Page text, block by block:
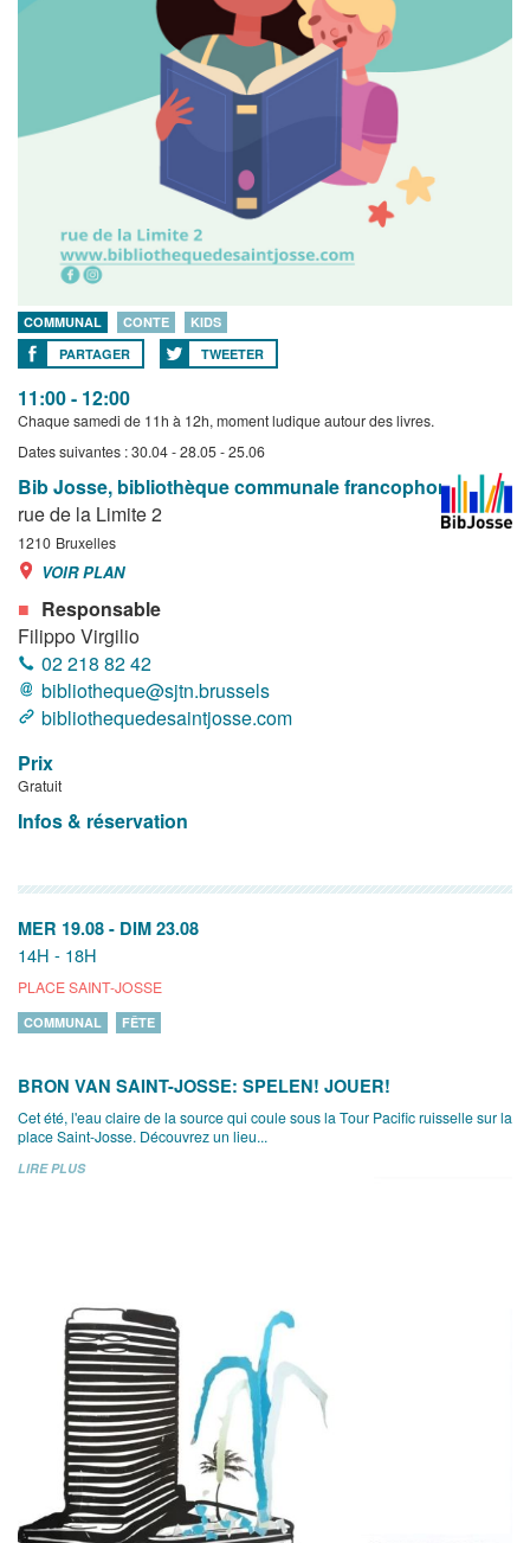
COMMUNAL CONTE
KIDS
PARTAGER
TWEETER
11:00 - 12:00
Chaque samedi de 11h à 12h, moment ludique autour des livres.
Dates suivantes : 30.04 - 28.05 - 25.06
Bib Josse, bibliothèque communale francophone
rue de la Limite 2
1210 Bruxelles
VOIR PLAN
Responsable
Filippo Virgilio
02 218 82 42
bibliotheque@sjtn.brussels
bibliothequedesaintjosse.com
Prix
Gratuit
Infos & réservation
MER 19.08 - DIM 23.08
14H - 18H
PLACE SAINT-JOSSE
COMMUNAL FÊTE
BRON VAN SAINT-JOSSE: SPELEN! JOUER!
Cet été, l'eau claire de la source qui coule sous la Tour Pacific ruisselle sur la
place Saint-Josse. Découvrez un lieu...
LIRE PLUS